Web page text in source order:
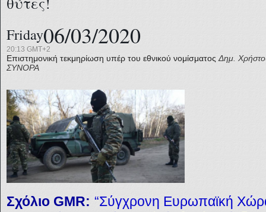
Friday06/03/2020
20:13 GMT+2
Επιστημονική τεκμηρίωση υπέρ του εθνικού νομίσματος Δημ.
ΣΥΝΟΡΑ
Σχόλιο GMR: “Σύγχρονη Ευρωπαϊκή